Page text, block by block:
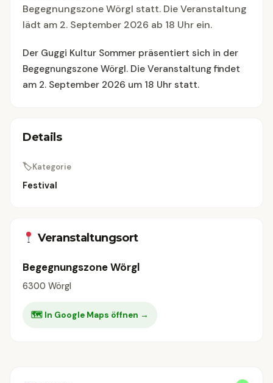
Begegnungszone Wörgl statt. Die Veranstaltung
lädt am 2. September 2026 ab 18 Uhr ein.
Der Guggi Kultur Sommer präsentiert sich in der
Begegnungszone Wörgl. Die Veranstaltung findet
am 2. September 2026 um 18 Uhr statt.
Details
🏷Kategorie
Festival
Veranstaltungsort
Begegnungszone Wörgl
6300 Wörgl
🗺 In Google Maps öffnen →